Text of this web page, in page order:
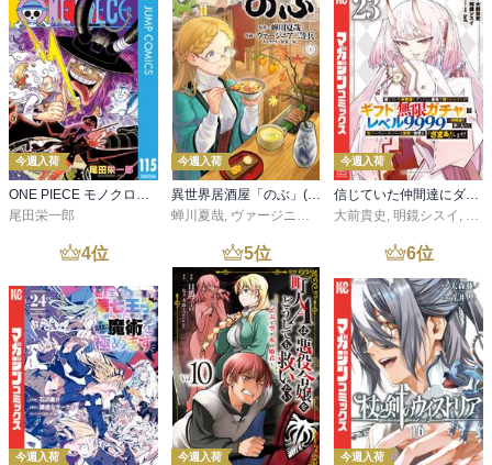
今週入荷
ONE PIECE モノクロ版 115
尾田栄一郎
今週入荷
異世界居酒屋「のぶ」(22)
蝉川夏哉, ヴァージニア二等兵 ,転
今週入荷
信じていた仲間達にダンジョン奥地で殺されかけたがギフト『無限ガチャ』でレベル９９９９の仲間達を手に入れて元パーティーメンバーと世界に復讐＆『ざまぁ！』します！（２３）
大前貴史 , 明鏡シスイ , ｔ
4位
今週入荷
5位
今週入荷
6位
今週入荷